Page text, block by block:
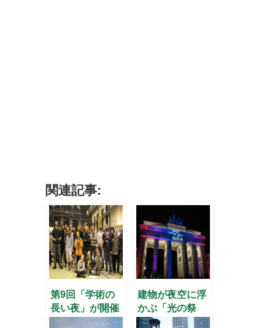
関連記事:
第9回「学術の
長い夜」が開催
建物が夜空に浮
かぶ「光の祭
典」